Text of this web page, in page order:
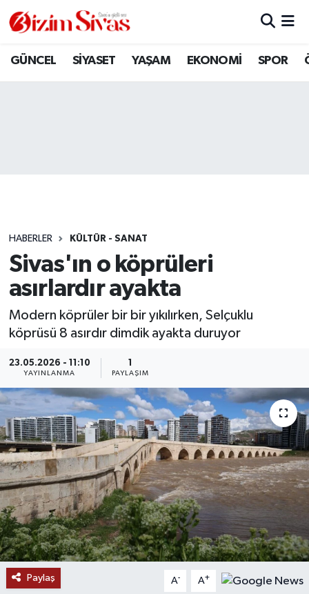
GÜNCEL SİYASET YAŞAM EKONOMİ SPOR
HABERLER KÜLTÜR - SANAT
Sivas'ın o köprüleri
asırlardır ayakta
Modern köprüler bir bir yıkılırken, Selçuklu
köprüsü 8 asırdır dimdik ayakta duruyor
23.05.2026 - 11:10
YAYINLANMA
1
PAYLAŞIM
Paylaş A- A+
ARAMIZDAN AYRILANLAR
GÜNCEL
KÜLTÜR
MAGAZİN
ÖZEL HABER
RESMİ İLANLAR
SAĞLIK
SİYASET
SOSYAL YARDIMLAR
SPONSORLU YAZI
SPOR
Sivas Nöbetçi Eczaneler
Son Dakika Haberleri
Haber Arşivi